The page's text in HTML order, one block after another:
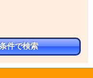
件で検索